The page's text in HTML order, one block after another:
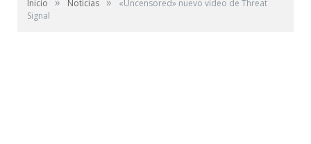
Inicio Noticias
«Uncensored» nuevo video de Threat
Signal